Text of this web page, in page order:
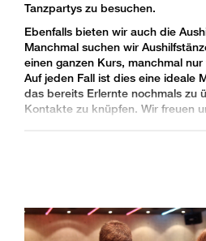
Tanzpartys zu besuchen.
Ebenfalls bieten wir auch die
Manchmal suchen wir
einen ganzen Kurs, manchmal
Auf jeden Fall ist dies eine ideale
das bereits Erlernte nochmals zu
Kontakte zu knüpfen. Wir freuen